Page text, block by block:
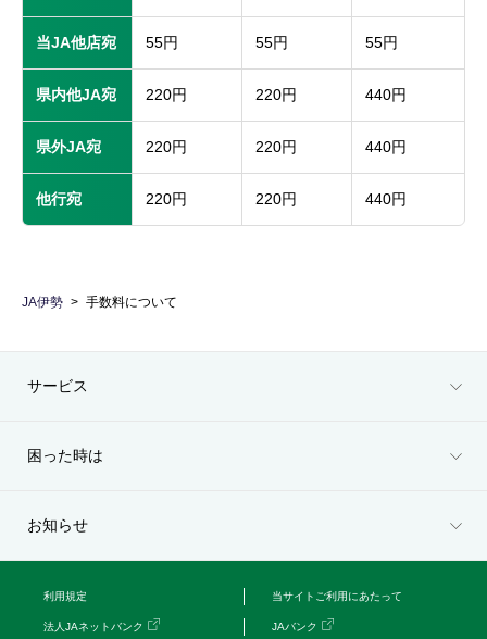
当JA他店宛 55円 55円 55円
県内他JA宛 220円 220円 440円
県外JA宛 220円 220円 440円
他行宛 220円 220円 440円
JA伊勢 手数料について
サービス
困った時は
お知らせ
利用規定 当サイトご利用にあたって
法人JAネットバンク JAバンク